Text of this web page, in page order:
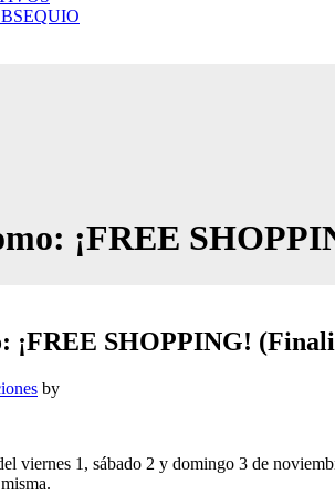
¡FREE
¡FREE SHOPPING!
by
viernes 1, sábado 2 y domingo 3 de